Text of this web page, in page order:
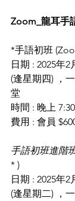
Zoom_龍耳手
*手語初班
日期 : 2025年2
(逢星期四) ，
堂
時間 : 晚上
費用 : 會員
手語初班進階
* )
日期 : 2025年2
(逢星期二) ，